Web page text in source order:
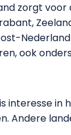
zorgt
ook
interesse in
Andere